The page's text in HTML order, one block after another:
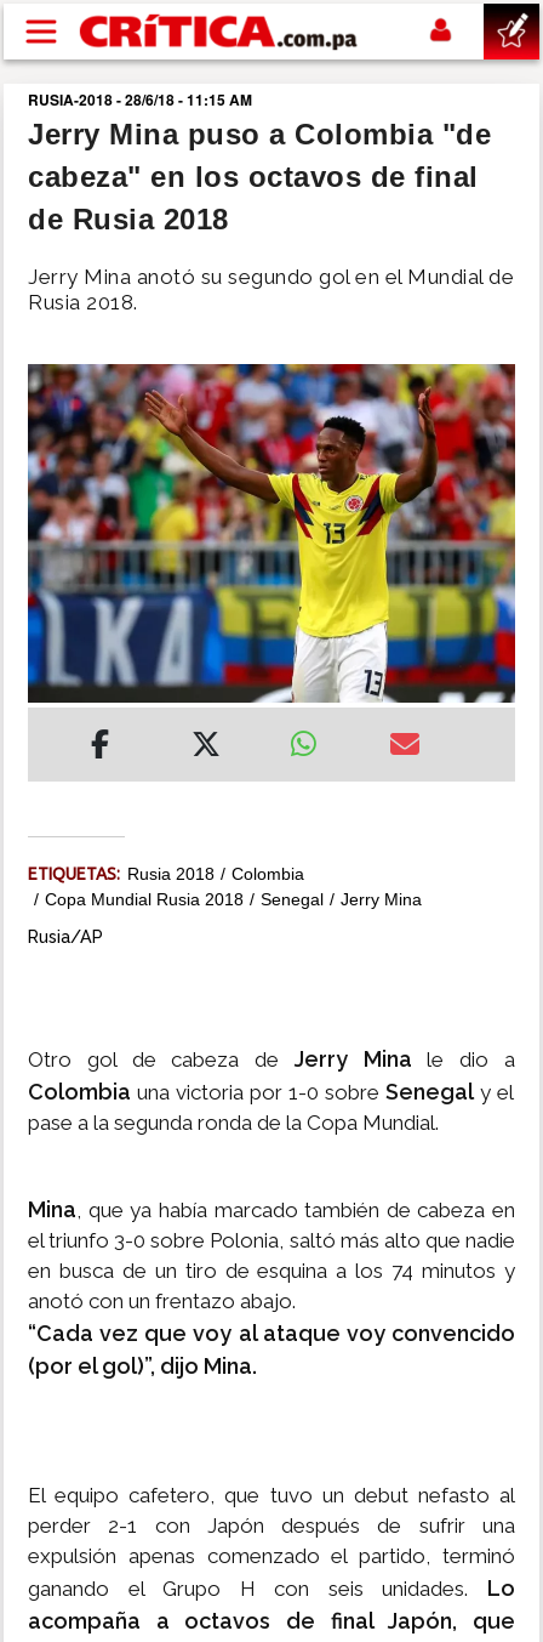
Pasar al contenido principal
buscar
SUCESOS
POLÍTICA
SHOW
DEPORTES
MUNDO
INSÓLITAS
MULTIMEDIA
RUSIA-2018 - 28/6/18 - 11:15 AM
Jerry Mina puso a Colombia "de
cabeza" en los octavos de final
de Rusia 2018
Jerry Mina anotó su segundo gol en el Mundial de
Rusia 2018.
ETIQUETAS: Rusia 2018
Colombia
Copa Mundial Rusia 2018
Senegal Jerry Mina
Rusia/AP
Otro gol de cabeza de Jerry Mina le dio a
Colombia una victoria por 1-0 sobre Senegaly el
pase a la segunda ronda de la Copa Mundial.
Mina, que ya había marcado también de cabeza en
el triunfo 3-0 sobre Polonia, saltó más alto que nadie
en busca de un tiro de esquina a los 74 minutos y
anotó con un frentazo abajo.
“Cada vez que voy al ataque voy convencido
(por el gol)”, dijo Mina.
El equipo cafetero, que tuvo un debut nefasto al
perder 2-1 con Japón después de sufrir una
expulsión apenas comenzado el partido, terminó
ganando el Grupo H con seis unidades. Lo
acompaña a octavos de final Japón, que